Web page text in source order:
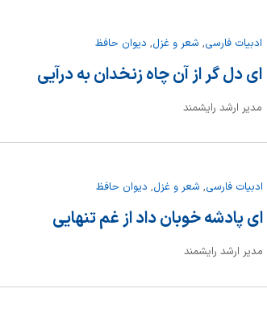
ادبیات فارسی, شعر و غزل, دیوان حافظ
ای دل گر از آن چاه زنخدان به درآیی
مدیر ارشد رایشمند
ادبیات فارسی, شعر و غزل, دیوان حافظ
ای پادشه خوبان داد از غم تنهایی
مدیر ارشد رایشمند